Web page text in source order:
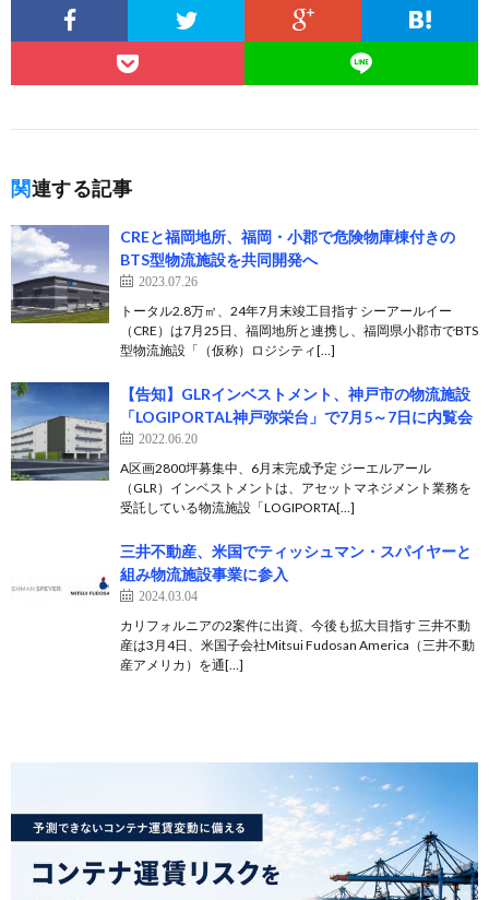
関連する記事
CREと福岡地所、福岡・小郡で危険物庫棟付きの
BTS型物流施設を共同開発へ
2023.07.26
トータル2.8万㎡、24年7月末竣工目指す シーアールイー
（CRE）は7月25日、福岡地所と連携し、福岡県小郡市でBTS
型物流施設「（仮称）ロジシティ[…]
【告知】GLRインベストメント、神戸市の物流施設
「LOGIPORTAL神戸弥栄台」で7月5～7日に内覧会
2022.06.20
A区画2800坪募集中、6月末完成予定 ジーエルアール
（GLR）インベストメントは、アセットマネジメント業務を
受託している物流施設「LOGIPORTA[…]
三井不動産、米国でティッシュマン・スパイヤーと
組み物流施設事業に参入
2024.03.04
カリフォルニアの2案件に出資、今後も拡大目指す 三井不動
産は3月4日、米国子会社Mitsui Fudosan America（三井不動
産アメリカ）を通[…]